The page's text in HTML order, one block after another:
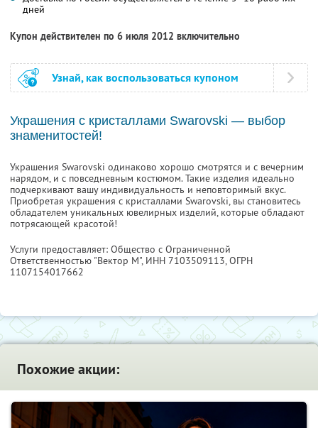
дней
Купон действителен по 6 июля 2012 включительно
Узнай, как воспользоваться купоном
Украшения с кристаллами Swarovski — выбор
знаменитостей!
Украшения Swarovski одинаково хорошо смотрятся и с вечерним
нарядом, и с повседневным костюмом. Такие изделия идеально
подчеркивают вашу индивидуальность и неповторимый вкус.
Приобретая украшения с кристаллами Swarovski, вы становитесь
обладателем уникальных ювелирных изделий, которые обладают
потрясающей красотой!
Услуги предоставляет: Общество с Ограниченной
Ответственностью "Вектор М", ИНН 7103509113, ОГРН
1107154017662
Похожие акции: